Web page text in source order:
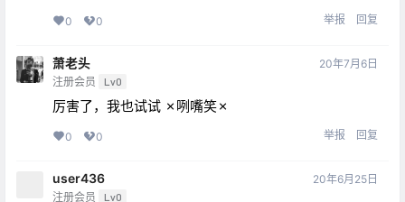
0 0 举报 回复
萧老头
注册会员 Lv0
20年7月6日
厉害了，我也试试 ✗咧嘴笑✗
0 0 举报 回复
user436
注册会员 Lv0
20年6月25日